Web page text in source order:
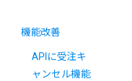
機能改善
APIに受注キ
ャンセル機能